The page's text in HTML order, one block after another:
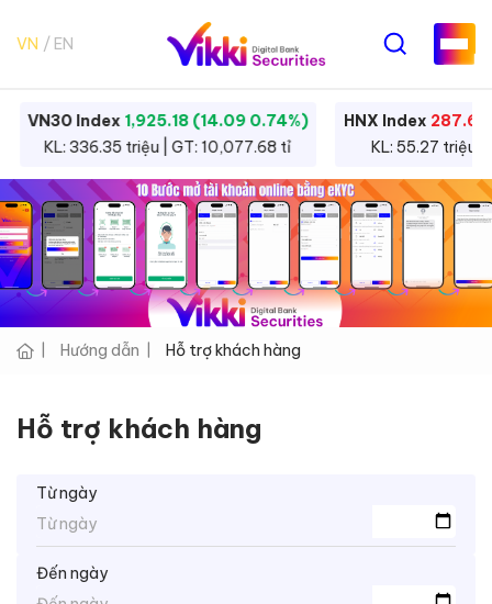
VN EN
VN30 Index 1,925.18 (14.09 0.74%)
KL: 336.35 triệu | GT: 10,077.68 tỉ
HNX Index
KL: 55.27 triệu |
Hướng dẫn Hỗ trợ khách hàng
Hỗ trợ khách hàng
Từ ngày
Đến ngày